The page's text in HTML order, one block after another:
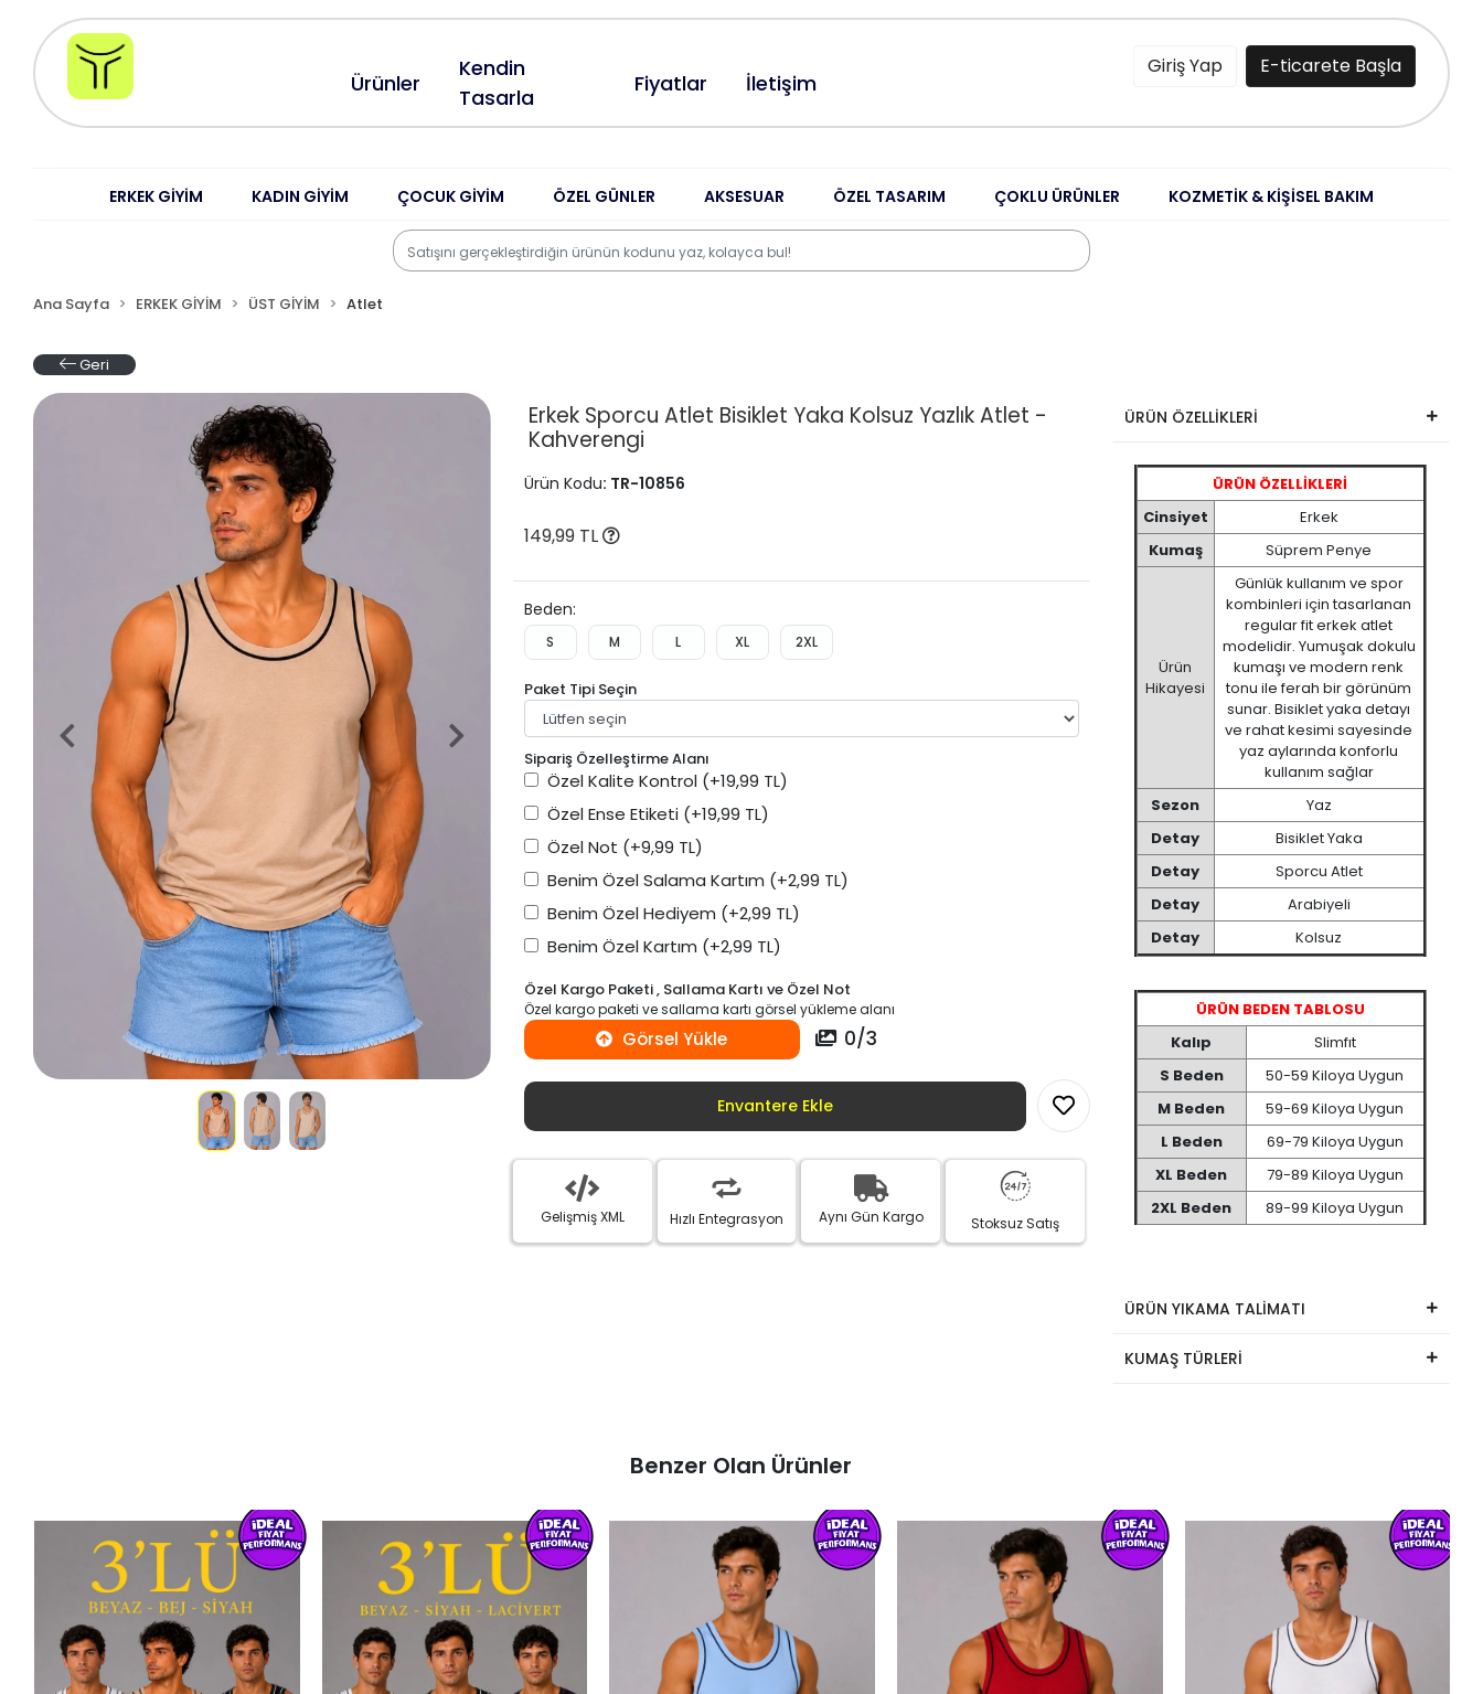
Ürünler
Kendin
Tasarla
Fiyatlar İletişim
Giriş Yap E-ticarete Başla
ERKEK GİYİM KADIN GİYİM ÇOCUK GİYİM ÖZEL GÜNLER AKSESUAR ÖZEL TASARIM ÇOKLU ÜRÜNLER KOZMETİK & KİŞİSEL BAKIM
Ana Sayfa ERKEK GİYİM ÜST GİYİM Atlet
Geri
Erkek Sporcu Atlet Bisiklet Yaka Kolsuz Yazlık Atlet -
Kahverengi
Ürün Kodu: TR-10856
149,99 TL
Beden:
S M L XL 2XL
Paket Tipi Seçin
Sipariş Özelleştirme Alanı
Özel Kalite Kontrol (+19,99 TL)
Özel Ense Etiketi (+19,99 TL)
Özel Not (+9,99 TL)
Benim Özel Salama Kartım (+2,99 TL)
Benim Özel Hediyem (+2,99 TL)
Benim Özel Kartım (+2,99 TL)
Özel Kargo Paketi , Sallama Kartı ve Özel Not
Özel kargo paketi ve sallama kartı görsel yükleme alanı
Görsel Yükle 0/3
Envantere Ekle
Gelişmiş XML Hızlı Entegrasyon Aynı Gün Kargo Stoksuz Satış
ÜRÜN ÖZELLİKLERİ
ÜRÜN ÖZELLİKLERİ
Cinsiyet
Erkek
Kumaş
Süprem Penye
Ürün
Hikayesi
Günlük kullanım ve spor
kombinleri için tasarlanan
regular fit erkek atlet
modelidir. Yumuşak dokulu
kumaşı ve modern renk
tonu ile ferah bir görünüm
sunar. Bisiklet yaka detayı
ve rahat kesimi sayesinde
yaz aylarında konforlu
kullanım sağlar
Sezon
Yaz
Detay
Bisiklet Yaka
Detay
Sporcu Atlet
Detay
Arabiyeli
Detay
Kolsuz
ÜRÜN BEDEN TABLOSU
Kalıp
Slimfıt
S Beden
50-59 Kiloya Uygun
M Beden
59-69 Kiloya Uygun
L Beden
69-79 Kiloya Uygun
XL Beden
79-89 Kiloya Uygun
2XL Beden
89-99 Kiloya Uygun
ÜRÜN YIKAMA TALİMATI
KUMAŞ TÜRLERİ
Benzer Olan Ürünler